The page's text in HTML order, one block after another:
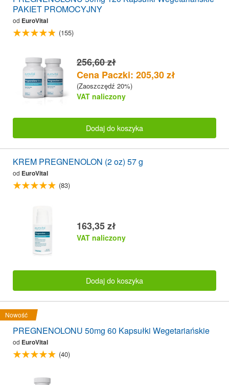
PAKIET PROMOCYJNY
od EuroVital
(155)
256,60 zł
Cena Paczki: 205,30 zł
(Zaoszczędź 20%)
VAT naliczony
Dodaj do koszyka
KREM PREGNENOLON (2 oz) 57 g
od EuroVital
(83)
163,35 zł
VAT naliczony
Dodaj do koszyka
Nowość
PREGNENOLONU 50mg 60 Kapsułki Wegetariańskie
od EuroVital
(40)